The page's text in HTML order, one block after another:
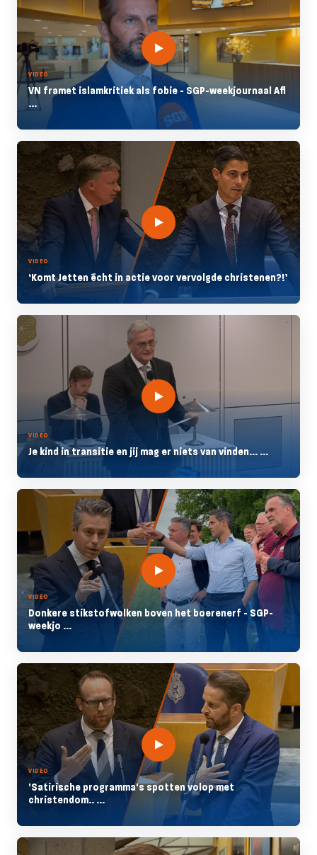
VIDEO
VN framet islamkritiek als fobie - SGP-weekjournaal Afl
...
VIDEO
‘Komt Jetten écht in actie voor vervolgde christenen?!’
VIDEO
Je kind in transitie en jij mag er niets van vinden... ...
VIDEO
Donkere stikstofwolken boven het boerenerf - SGP-
weekjo ...
VIDEO
'Satirische programma's spotten volop met
christendom.. ...